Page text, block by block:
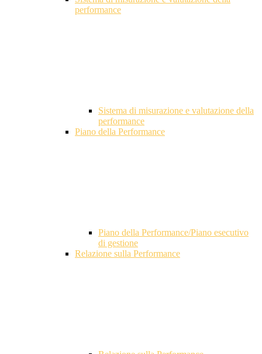
performance
Sistema di misurazione e valutazione della
performance
Piano della Performance
Piano della Performance/Piano esecutivo
di gestione
Relazione sulla Performance